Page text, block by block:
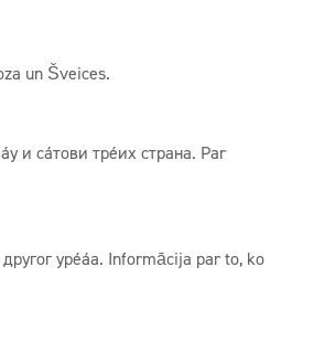
un Šveices.
и сајтови трећих страна. Par
уређаја. Informācija par to, ko